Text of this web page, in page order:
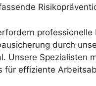
professionelle
durch
Unsere Spezialisten
für effiziente